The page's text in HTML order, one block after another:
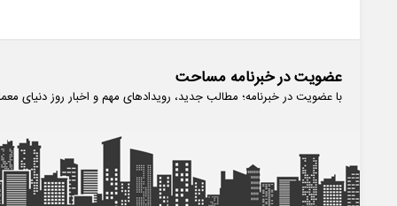
عضویت در خبرنامه مساحت
با عضویت در خبرنامه؛ مطالب جدید، رویدادهای مهم و اخبار روز دنیای